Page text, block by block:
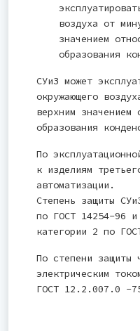
воздуха от
значением
образования
СУиЗ может
окружающего
верхним значением
образования
По
к изделиям
автоматизации.
Степень защиты
по ГОСТ 14254-96 и
категории 2 по
По степени защиты
электрическим
ГОСТ 12.2.007.0 -